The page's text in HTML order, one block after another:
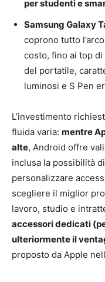
per studenti e
Samsung Galaxy
coprono tutto
costo, fino ai top
del portatile,
luminosi e S Pen
L’investimento
fluida varia: mentre
alte, Android offre
inclusa la possibilità
personalizzare
scegliere il miglior
lavoro, studio e
accessori dedicati
ulteriormente il
proposto da Apple